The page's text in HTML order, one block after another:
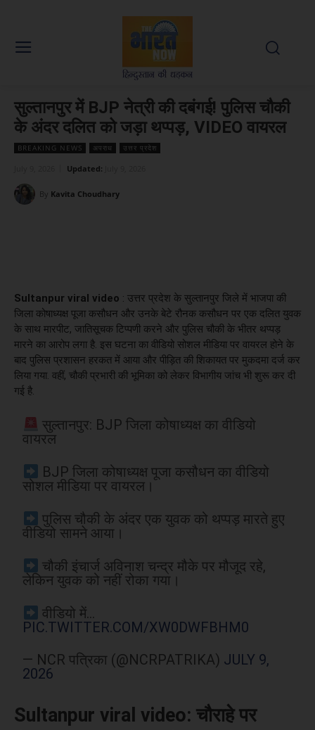
सुल्तानपुर में BJP नेत्री की दबंगई! पुलिस चौकी
के अंदर दलित को जड़ा थप्पड़, VIDEO वायरल
BREAKING NEWS अपराध उत्तर प्रदेश
Updated:
By Kavita Choudhary
Sultanpur viral video : उत्तर प्रदेश के सुल्तानपुर जिले में भाजपा की
जिला कोषाध्यक्ष पूजा कसौधन और उनके बेटे रौनक कसौधन पर एक दलित युवक
के साथ मारपीट, जातिसूचक टिप्पणी करने और पुलिस चौकी के भीतर थप्पड़
मारने का आरोप लगा है. इस घटना का वीडियो सोशल मीडिया पर वायरल होने के
बाद पुलिस प्रशासन हरकत में आया और पीड़ित की शिकायत पर मुकदमा दर्ज कर
लिया गया. वहीं, चौकी प्रभारी की भूमिका को लेकर विभागीय जांच भी शुरू कर दी
गई है.
सुल्तानपुर: BJP जिला कोषाध्यक्ष का वीडियो
वायरल
BJP जिला कोषाध्यक्ष पूजा कसौधन का वीडियो
सोशल मीडिया पर वायरल।
पुलिस चौकी के अंदर एक युवक को थप्पड़ मारते हुए
वीडियो सामने आया।
चौकी इंचार्ज अविनाश चन्द्र मौके पर मौजूद रहे,
लेकिन युवक को नहीं रोका गया।
वीडियो में…
PIC.TWITTER.COM/XW0DWFBHM0
— NCR पत्रिका (@NCRPATRIKA) JULY 9,
2026
Sultanpur viral video: चौराहे पर